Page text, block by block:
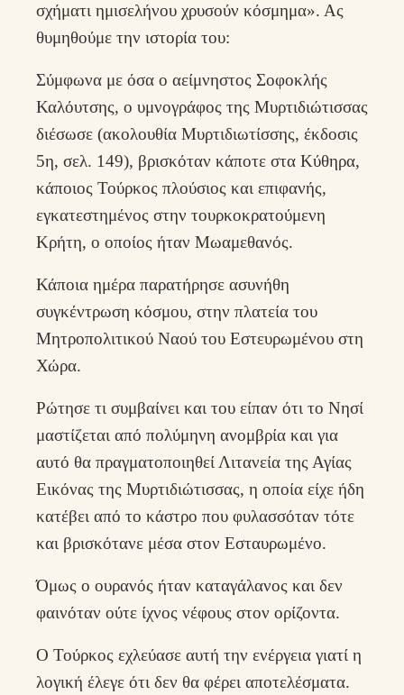
σχήματι ημισελήνου χρυσούν κόσμημα». Ας
θυμηθούμε την ιστορία του:
Σύμφωνα με όσα ο αείμνηστος Σοφοκλής
Καλόυτσης, ο υμνογράφος της Μυρτιδιώτισσας
διέσωσε (ακολουθία Μυρτιδιωτίσσης, έκδοσις
5η, σελ. 149), βρισκόταν κάποτε στα Κύθηρα,
κάποιος Τούρκος πλούσιος και επιφανής,
εγκατεστημένος στην τουρκοκρατούμενη
Κρήτη, ο οποίος ήταν Μωαμεθανός.
Κάποια ημέρα παρατήρησε ασυνήθη
συγκέντρωση κόσμου, στην πλατεία του
Μητροπολιτικού Ναού του Εστευρωμένου στη
Χώρα.
Ρώτησε τι συμβαίνει και του είπαν ότι το Νησί
μαστίζεται από πολύμηνη ανομβρία και για
αυτό θα πραγματοποιηθεί Λιτανεία της Αγίας
Εικόνας της Μυρτιδιώτισσας, η οποία είχε ήδη
κατέβει από το κάστρο που φυλασσόταν τότε
και βρισκότανε μέσα στον Εσταυρωμένο.
Όμως ο ουρανός ήταν καταγάλανος και δεν
φαινόταν ούτε ίχνος νέφους στον ορίζοντα.
Ο Τούρκος εχλεύασε αυτή την ενέργεια γιατί η
λογική έλεγε ότι δεν θα φέρει αποτελέσματα.